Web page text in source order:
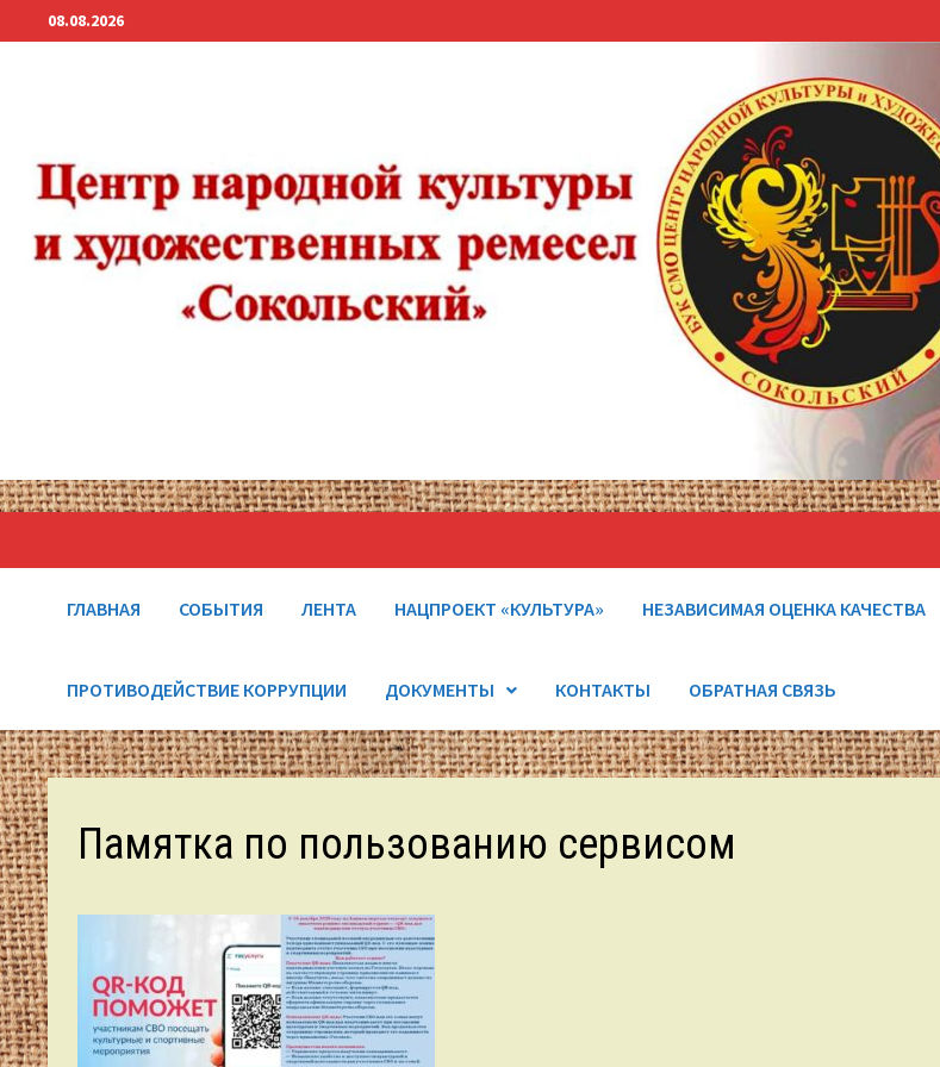
Перейти
к
08.08.2026
ГЛАВНАЯ СОБЫТИЯ ЛЕНТА НАЦПРОЕКТ «КУЛЬТУРА» НЕЗАВИСИМАЯ ОЦЕНКА КАЧЕСТВА
ПРОТИВОДЕЙСТВИЕ КОРРУПЦИИ ДОКУМЕНТЫ КОНТАКТЫ ОБРАТНАЯ СВЯЗЬ
Памятка по пользованию сервисом